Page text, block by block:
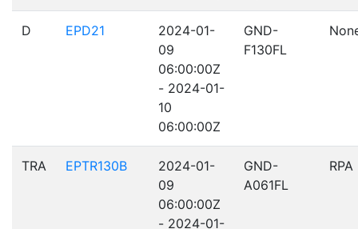
D EPD21
2024-01-
09
06:00:00Z
- 2024-01-
10
06:00:00Z
GND-
F130FL
TRA EPTR130B
2024-01-
09
06:00:00Z
- 2024-01-
GND-
A061FL
RPA